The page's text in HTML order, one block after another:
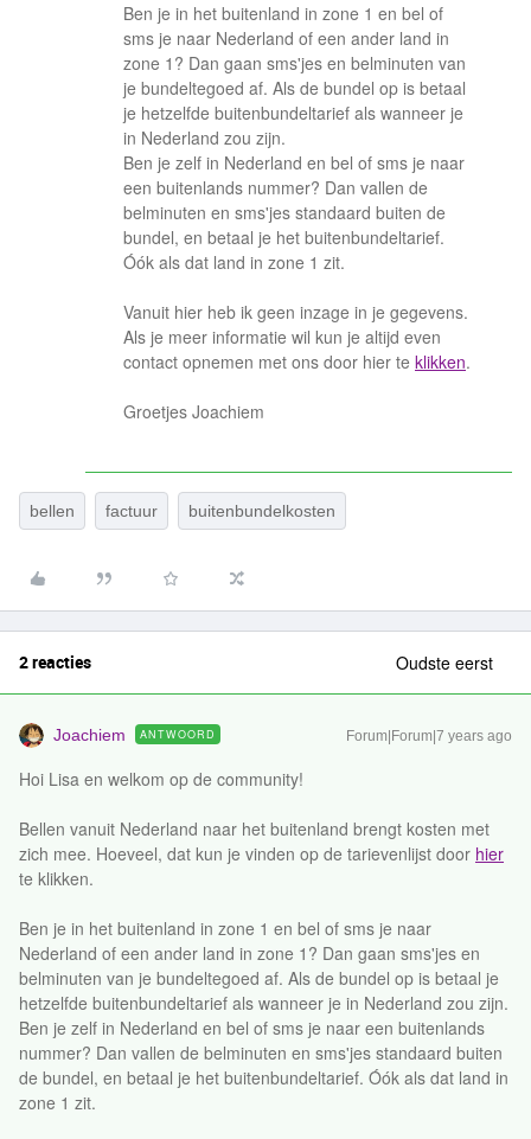
Ben je in het buitenland in zone 1 en bel of
sms je naar Nederland of een ander land in
zone 1? Dan gaan sms'jes en belminuten van
je bundeltegoed af. Als de bundel op is betaal
je hetzelfde buitenbundeltarief als wanneer je
in Nederland zou zijn.
Ben je zelf in Nederland en bel of sms je naar
een buitenlands nummer? Dan vallen de
belminuten en sms'jes standaard buiten de
bundel, en betaal je het buitenbundeltarief.
Óók als dat land in zone 1 zit.
Vanuit hier heb ik geen inzage in je gegevens.
Als je meer informatie wil kun je altijd even
contact opnemen met ons door hier te klikken.
Groetjes Joachiem
bellen factuur buitenbundelkosten
2 reacties Oudste eerst
Joachiem ANTWOORD Forum|Forum|7 years ago
Hoi Lisa en welkom op de community!
Bellen vanuit Nederland naar het buitenland brengt kosten met
zich mee. Hoeveel, dat kun je vinden op de tarievenlijst door hier
te klikken.
Ben je in het buitenland in zone 1 en bel of sms je naar
Nederland of een ander land in zone 1? Dan gaan sms'jes en
belminuten van je bundeltegoed af. Als de bundel op is betaal je
hetzelfde buitenbundeltarief als wanneer je in Nederland zou zijn.
Ben je zelf in Nederland en bel of sms je naar een buitenlands
nummer? Dan vallen de belminuten en sms'jes standaard buiten
de bundel, en betaal je het buitenbundeltarief. Óók als dat land in
zone 1 zit.